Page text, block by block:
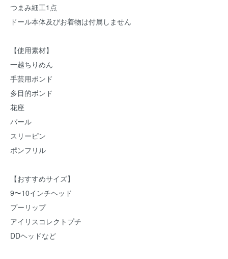
つまみ細工1点
ドール本体及びお着物は付属しません
【使用素材】
一越ちりめん
手芸用ボンド
多目的ボンド
花座
パール
スリーピン
ポンフリル
【おすすめサイズ】
9〜10インチヘッド
プーリップ
アイリスコレクトプチ
DDヘッドなど